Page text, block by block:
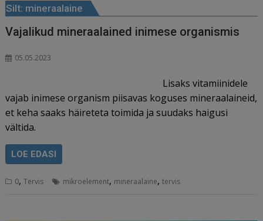
Silt: mineraalaine
Vajalikud mineraalained inimese organismis
05.05.2023
Lisaks vitamiinidele
vajab inimese organism piisavas koguses mineraalaineid,
et keha saaks häireteta toimida ja suudaks haigusi
vältida.
LOE EDASI
0,Tervis mikroelement, mineraalaine,tervis